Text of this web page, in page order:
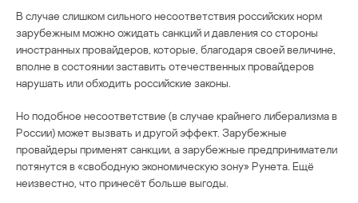
В случае слишком сильного несоответствия российских норм
зарубежным можно ожидать санкций и давления со стороны
иностранных провайдеров, которые, благодаря своей величине,
вполне в состоянии заставить отечественных провайдеров
нарушать или обходить российские законы.
Но подобное несоответствие (в случае крайнего либерализма в
России) может вызвать и другой эффект. Зарубежные
провайдеры применят санкции, а зарубежные предприниматели
потянутся в «свободную экономическую зону» Рунета. Ещё
неизвестно, что принесёт больше выгоды.